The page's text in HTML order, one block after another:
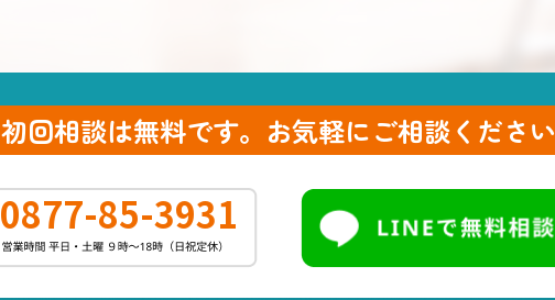
初回相談は無料です。 お気軽にご相談ください
0877-85-3931